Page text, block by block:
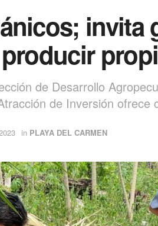
invita
de Desarrollo
de Inversión ofrece
in PLAYA DEL CARMEN